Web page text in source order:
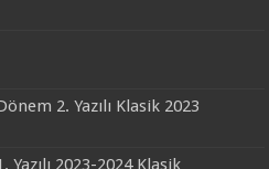
2. Yazılı Klasik 2023
Yazılı 2023-2024 Klasik